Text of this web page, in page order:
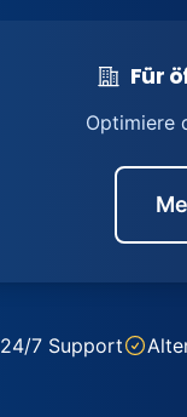
Für
Optimiere
24/7 Support